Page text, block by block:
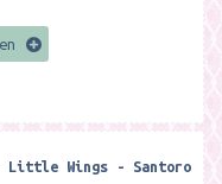
Little Wings - Santoro